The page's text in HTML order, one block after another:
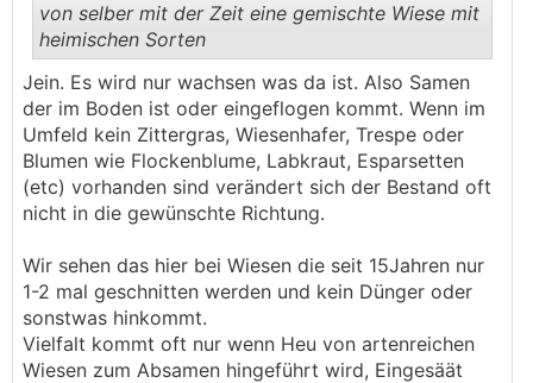
..
von selber mit der Zeit eine gemischte Wiese mit
heimischen Sorten
Jein. Es wird nur wachsen was da ist. Also Samen
der im Boden ist oder eingeflogen kommt. Wenn im
Umfeld kein Zittergras, Wiesenhafer, Trespe oder
Blumen wie Flockenblume, Labkraut, Esparsetten
(etc) vorhanden sind verändert sich der Bestand oft
nicht in die gewünschte Richtung.
Wir sehen das hier bei Wiesen die seit 15Jahren nur
1-2 mal geschnitten werden und kein Dünger oder
sonstwas hinkommt.
Vielfalt kommt oft nur wenn Heu von artenreichen
Wiesen zum Absamen hingeführt wird, Eingesäät